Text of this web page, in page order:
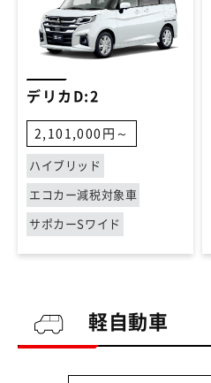
デリカD:2
2,101,000円～
ハイブリッド
エコカー減税対象車
サポカーSワイド
軽自動車